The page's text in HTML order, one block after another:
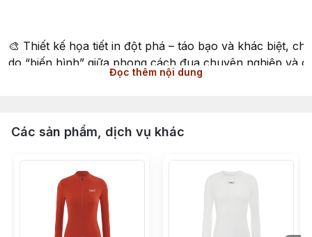
🎨 Thiết kế họa tiết in đột phá – táo bạo và khác biệt,
do “biến hình” giữa phong cách đua chuyên nghiệp và
💧 Thấm hút mồ hôi nhanh – khô ráo suốt hành trình dù
💪 Ôm sát tinh tế – tôn dáng, nâng hiệu suất, đạp bao
Đọc thêm nội dung
Các sản phẩm, dịch vụ khác